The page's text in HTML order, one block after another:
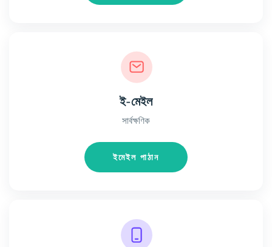
ই-মেইল
সার্বক্ষণিক
ইমেইল পাঠান